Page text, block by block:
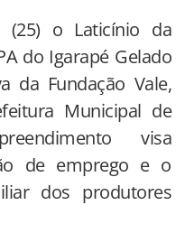
(25) o Laticínio da
do Igarapé Gelado
da Fundação Vale,
Municipal de
visa
de emprego e o
dos produtores